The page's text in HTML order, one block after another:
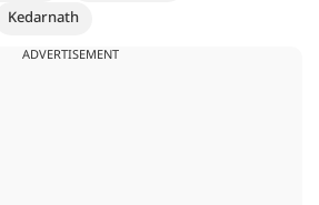
Kedarnath
ADVERTISEMENT